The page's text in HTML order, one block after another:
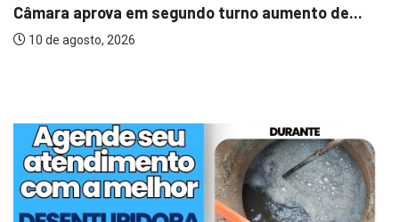
Câmara aprova em segundo turno aumento de...
10 de agosto, 2026